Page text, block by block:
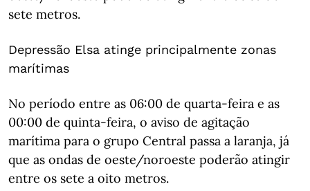
sete metros.
Depressão Elsa atinge principalmente zonas
marítimas
No período entre as 06:00 de quarta-feira e as
00:00 de quinta-feira, o aviso de agitação
marítima para o grupo Central passa a laranja, já
que as ondas de oeste/noroeste poderão atingir
entre os sete a oito metros.